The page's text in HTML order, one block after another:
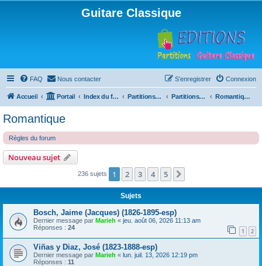
Guitare Classique
FAQ Nous contacter Connexion
S’enregistrer
Accueil Portail Index du forum Partitions pour guitare en libre téléchargement Partitions classées par compositeur Romantique
Romantique
Règles du forum
Nouveau sujet
236 sujets 1 2 3 4 5
Sujets
Bosch, Jaime (Jacques) (1826-1895-esp)
Dernier message par Marieh « jeu. août 06, 2026 11:13 am
Réponses : 24 1 2
Viñas y Diaz, José (1823-1888-esp)
Dernier message par Marieh « lun. juil. 13, 2026 12:19 pm
Réponses : 11